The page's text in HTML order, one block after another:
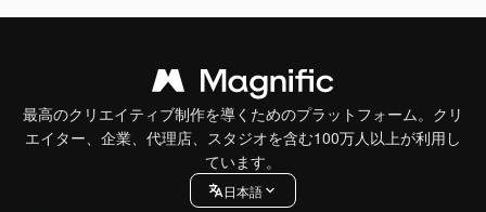
最高のクリエイティブ制作を導くためのプラットフォーム。クリ
エイター、企業、代理店、スタジオを含む100万人以上が利用し
ています。
日本語